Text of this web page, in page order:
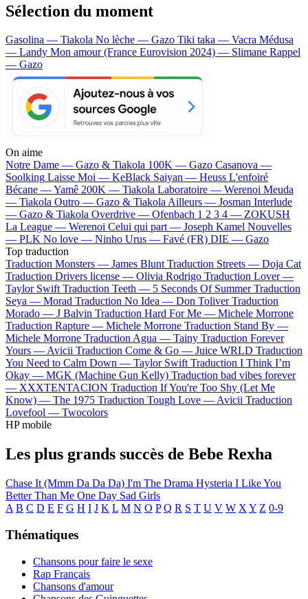
Sélection du moment
Gasolina — Tiakola No lèche — Gazo Tiki taka — Vacra Médusa
— Landy Mon amour (France Eurovision 2024) — Slimane Rappel
— Gazo
On aime
Notre Dame — Gazo & Tiakola 100K — Gazo Casanova —
Soolking Laisse Moi — KeBlack Saiyan — Heuss L'enfoiré
Bécane —Yamê 200K — Tiakola Laboratoire — Werenoi Meuda
— Tiakola Outro — Gazo & TiakolaAilleurs — Josman Interlude
— Gazo & Tiakola Overdrive — Ofenbach 1 2 3 4 — ZOKUSH
La League — Werenoi Celui qui part — Joseph Kamel Nouvelles
— PLK No love — Ninho Urus — Favé (FR) DIE — Gazo
Top traduction
Traduction Monsters — James Blunt Traduction Streets — Doja Cat
Traduction Drivers license — Olivia Rodrigo Traduction Lover —
Taylor Swift Traduction Teeth — 5 Seconds Of Summer Traduction
Seya — Morad Traduction No Idea — Don Toliver Traduction
Morado — J Balvin Traduction Hard For Me — Michele Morrone
Traduction Rapture — Michele Morrone Traduction Stand By —
Michele Morrone Traduction Agua — Tainy Traduction Forever
Yours —Avicii Traduction Come & Go — Juice WRLD Traduction
You Need to Calm Down — Taylor Swift Traduction I Think I’m
Okay — MGK (Machine Gun Kelly) Traduction bad vibes forever
— XXXTENTACION Traduction If You're Too Shy (Let Me
Know) — The 1975 Traduction Tough Love —Avicii Traduction
Lovefool — Twocolors
HP mobile
Les plus grands succès de Bebe Rexha
Chase It (Mmm Da Da Da) I'm The Drama Hysteria I Like You
Better Than Me One Day Sad Girls
A B C D E F G H I J K L M N O P Q R S T U V W X Y Z 0-9
Thématiques
Chansons pour faire le sexe
Rap Français
Chansons d'amour